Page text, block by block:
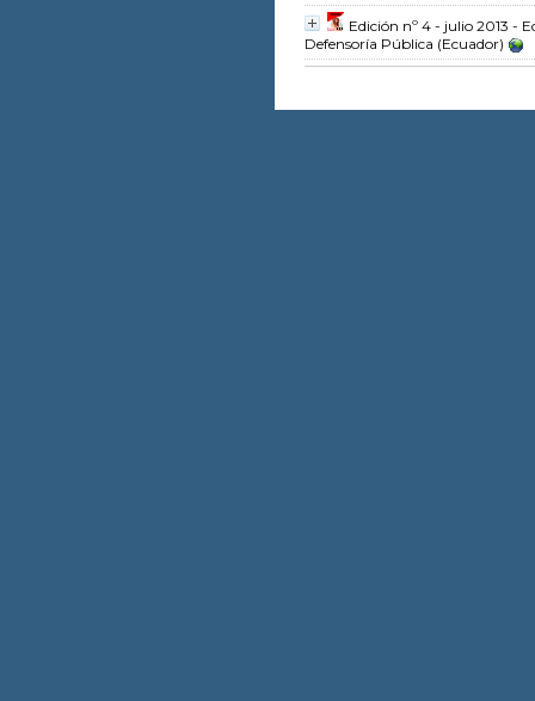
Edición nº 4 - julio 2013 -
Defensoría Pública (Ecuador)